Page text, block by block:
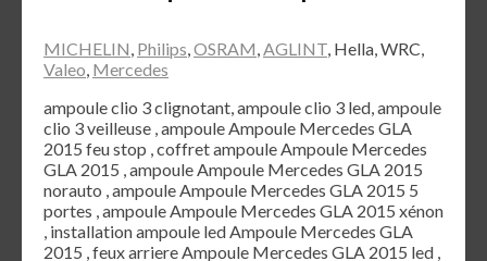
MICHELIN, Philips,OSRAM,AGLINT, Hella, WRC,
Valeo, Mercedes
ampoule clio 3 clignotant, ampoule clio 3 led, ampoule
clio 3 veilleuse , ampoule Ampoule Mercedes GLA
2015 feu stop , coffret ampoule Ampoule Mercedes
GLA 2015 , ampoule Ampoule Mercedes GLA 2015
norauto , ampoule Ampoule Mercedes GLA 2015 5
portes , ampoule Ampoule Mercedes GLA 2015 xénon
, installation ampoule led Ampoule Mercedes GLA
2015 , feux arriere Ampoule Mercedes GLA 2015 led ,